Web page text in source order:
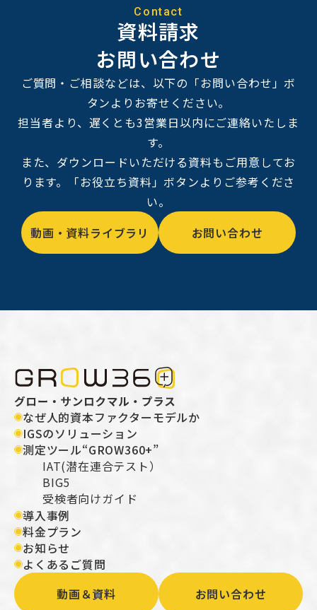
Contact
資料請求
お問い合わせ
ご質問・ご相談などは、以下の「お問い合わせ」ボ
タンよりお寄せください。
担当者より、遅くとも3営業日以内にご連絡いたしま
す。
また、ダウンロードいただける資料もご用意してお
ります。「お役立ち資料」ボタンよりご参考くださ
い。
動画・資料ライブラリ
お問い合わせ
なぜ人的資本ファクターモデルか
IGSのソリューション
測定ツール“GROW360+”
IAT(潜在連合テスト）
BIG5
受検者向けガイド
導入事例
料金プラン
お知らせ
よくあるご質問
動画＆資料
お問い合わせ